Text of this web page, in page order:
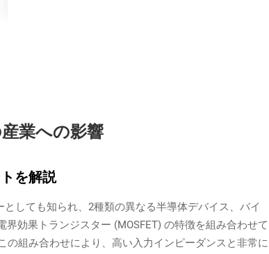
業への影響
を解説
しても知られ、2種類の異なる半導体デバイス、バイ
効果トランジスター (MOSFET) の特徴を組み合わせて
組み合わせにより、高い入力インピーダンスと非常に